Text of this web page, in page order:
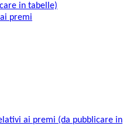
in tabelle)
premi
ai premi (da pubblicare in